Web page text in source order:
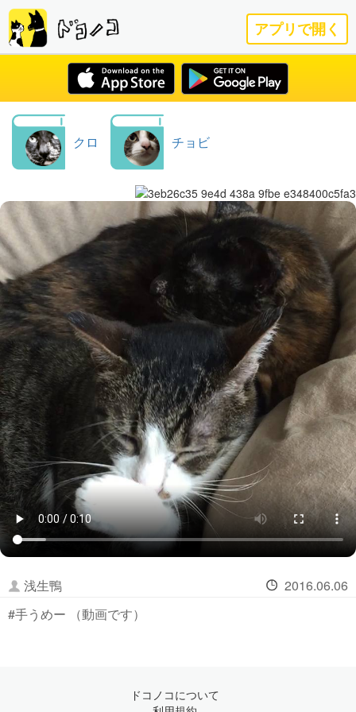
アプリで開く
クロ チョビ
浅生鴨
2016.06.06
#手うめー （動画です）
ドコノコについて